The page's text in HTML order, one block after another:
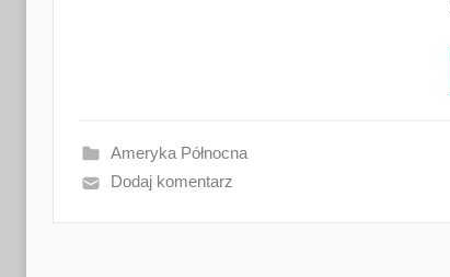
Ameryka Północna
Dodaj komentarz